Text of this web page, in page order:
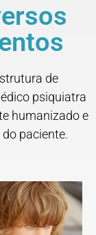
de
psiquiatra
humanizado e
paciente.